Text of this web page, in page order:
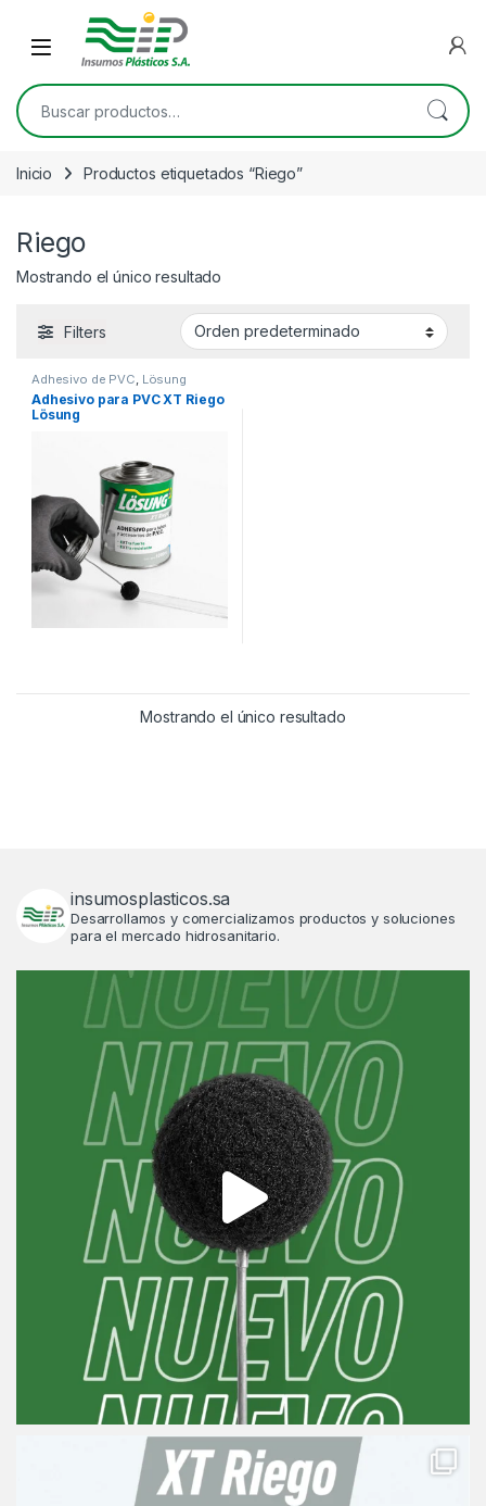
Open
Buscar por:
Inicio Productos etiquetados “Riego”
Riego
Mostrando el único resultado
Filters
Adhesivo de PVC, Lösung
Adhesivo para PVC XT Riego
Lösung
Mostrando el único resultado
insumosplasticos.sa
Desarrollamos y comercializamos productos y soluciones
para el mercado hidrosanitario.